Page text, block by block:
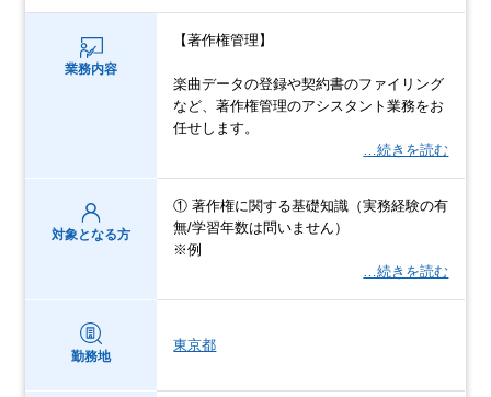
業務内容
【著作権管理】
楽曲データの登録や契約書のファイリング
など、著作権管理のアシスタント業務をお
任せします。
…続きを読む
対象となる方
① 著作権に関する基礎知識（実務経験の有
無/学習年数は問いません）
※例
…続きを読む
勤務地
東京都